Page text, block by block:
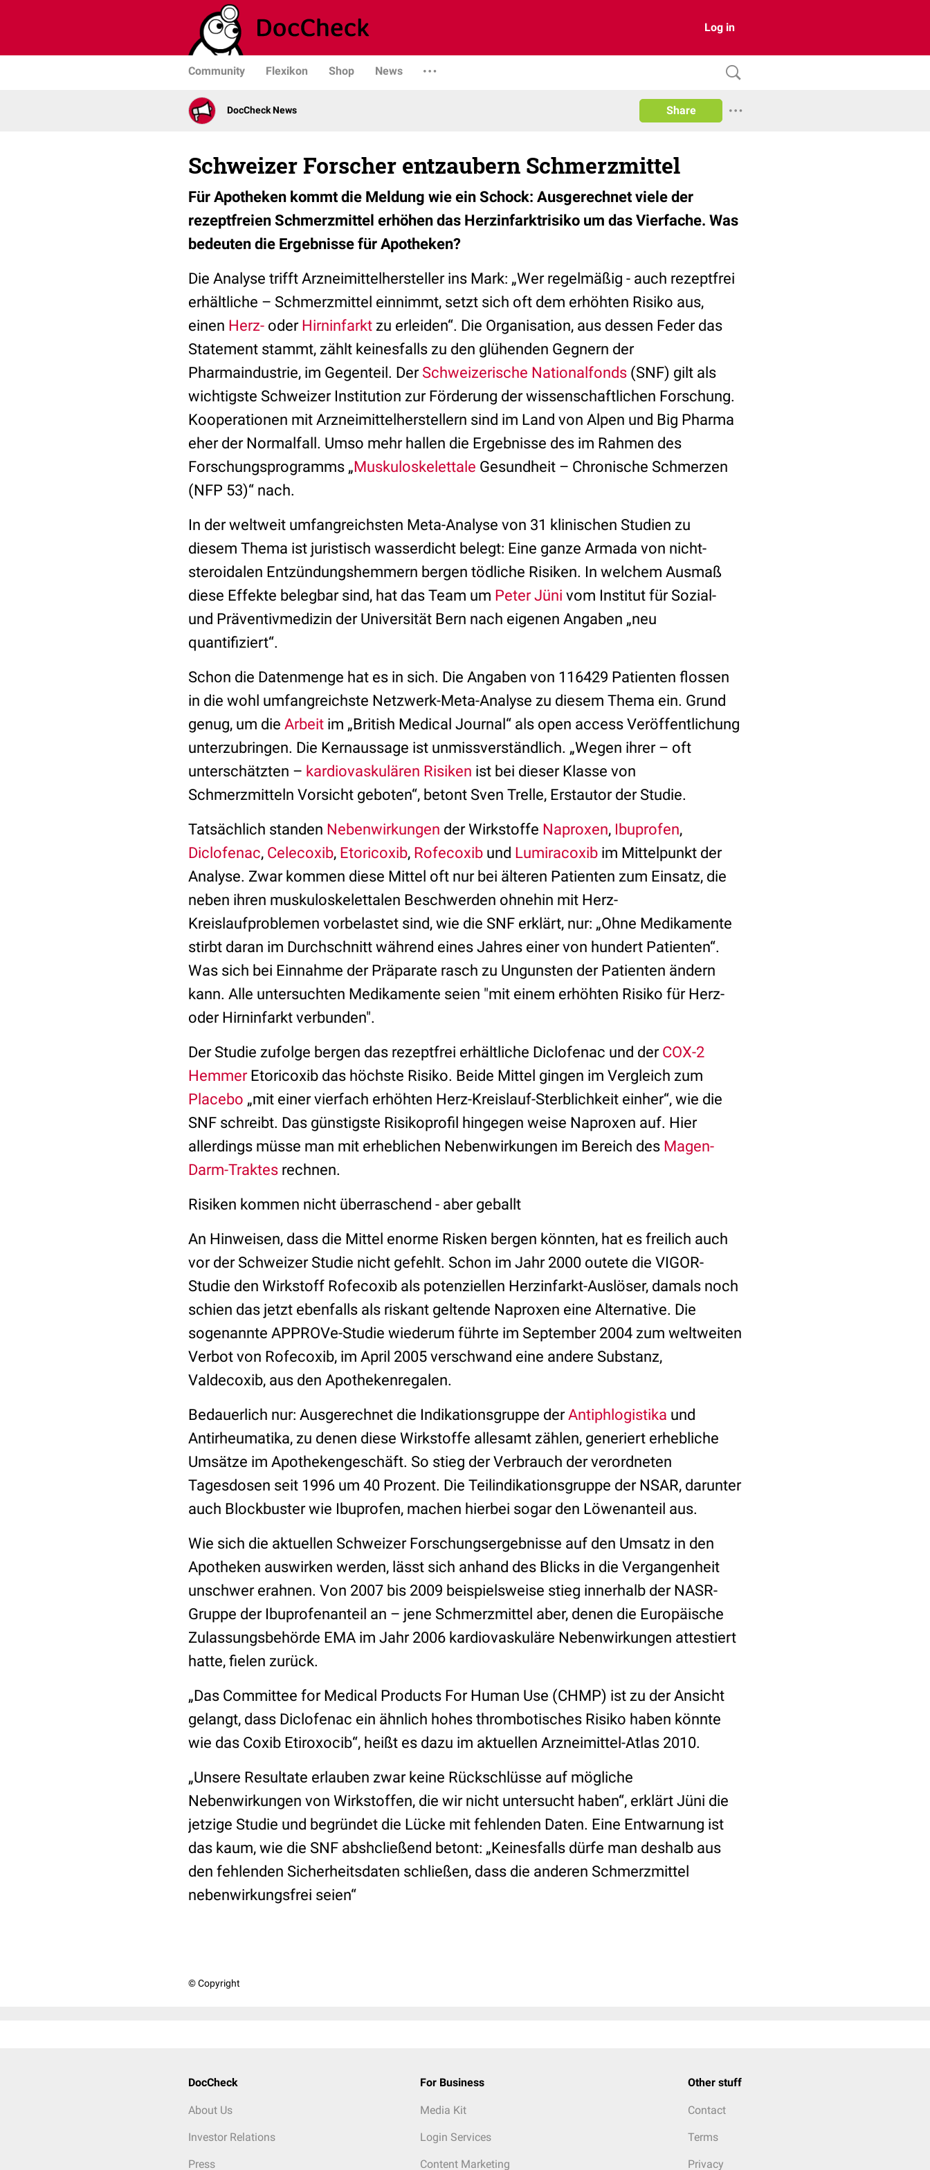
Log in
Community Flexikon Shop News
DocCheck News Share
Schweizer Forscher entzaubern Schmerzmittel
Für Apotheken kommt die Meldung wie ein Schock: Ausgerechnet viele der
rezeptfreien Schmerzmittel erhöhen das Herzinfarktrisiko um das Vierfache. Was
bedeuten die Ergebnisse für Apotheken?
Die Analyse trifft Arzneimittelhersteller ins Mark: „Wer regelmäßig - auch rezeptfrei
erhältliche – Schmerzmittel einnimmt, setzt sich oft dem erhöhten Risiko aus,
einen Herz- oder Hirninfarkt zu erleiden“. Die Organisation, aus dessen Feder das
Statement stammt, zählt keinesfalls zu den glühenden Gegnern der
Pharmaindustrie, im Gegenteil. Der Schweizerische Nationalfonds (SNF) gilt als
wichtigste Schweizer Institution zur Förderung der wissenschaftlichen Forschung.
Kooperationen mit Arzneimittelherstellern sind im Land von Alpen und Big Pharma
eher der Normalfall. Umso mehr hallen die Ergebnisse des im Rahmen des
Forschungsprogramms „Muskuloskelettale Gesundheit – Chronische Schmerzen
(NFP 53)“ nach.
In der weltweit umfangreichsten Meta-Analyse von 31 klinischen Studien zu
diesem Thema ist juristisch wasserdicht belegt: Eine ganze Armada von nicht-
steroidalen Entzündungshemmern bergen tödliche Risiken. In welchem Ausmaß
diese Effekte belegbar sind, hat das Team um Peter Jüni vom Institut für Sozial-
und Präventivmedizin der Universität Bern nach eigenen Angaben „neu
quantifiziert“.
Schon die Datenmenge hat es in sich. Die Angaben von 116429 Patienten flossen
in die wohl umfangreichste Netzwerk-Meta-Analyse zu diesem Thema ein. Grund
genug, um die Arbeit im „British Medical Journal“ als open access Veröffentlichung
unterzubringen. Die Kernaussage ist unmissverständlich. „Wegen ihrer – oft
unterschätzten – kardiovaskulären Risiken ist bei dieser Klasse von
Schmerzmitteln Vorsicht geboten“, betont Sven Trelle, Erstautor der Studie.
Tatsächlich standen Nebenwirkungen der Wirkstoffe Naproxen, Ibuprofen,
Diclofenac, Celecoxib, Etoricoxib, Rofecoxib und Lumiracoxib im Mittelpunkt der
Analyse. Zwar kommen diese Mittel oft nur bei älteren Patienten zum Einsatz, die
neben ihren muskuloskelettalen Beschwerden ohnehin mit Herz-
Kreislaufproblemen vorbelastet sind, wie die SNF erklärt, nur: „Ohne Medikamente
stirbt daran im Durchschnitt während eines Jahres einer von hundert Patienten“.
Was sich bei Einnahme der Präparate rasch zu Ungunsten der Patienten ändern
kann. Alle untersuchten Medikamente seien "mit einem erhöhten Risiko für Herz-
oder Hirninfarkt verbunden".
Der Studie zufolge bergen das rezeptfrei erhältliche Diclofenac und der COX-2
HemmerEtoricoxib das höchste Risiko. Beide Mittel gingen im Vergleich zum
Placebo „mit einer vierfach erhöhten Herz-Kreislauf-Sterblichkeit einher“, wie die
SNF schreibt. Das günstigste Risikoprofil hingegen weise Naproxen auf. Hier
allerdings müsse man mit erheblichen Nebenwirkungen im Bereich des Magen-
Darm-Traktes rechnen.
Risiken kommen nicht überraschend - aber geballt
An Hinweisen, dass die Mittel enorme Risken bergen könnten, hat es freilich auch
vor der Schweizer Studie nicht gefehlt. Schon im Jahr 2000 outete die VIGOR-
Studie den Wirkstoff Rofecoxib als potenziellen Herzinfarkt-Auslöser, damals noch
schien das jetzt ebenfalls als riskant geltende Naproxen eine Alternative. Die
sogenannte APPROVe-Studie wiederum führte im September 2004 zum weltweiten
Verbot von Rofecoxib, im April 2005 verschwand eine andere Substanz,
Valdecoxib, aus den Apothekenregalen.
Bedauerlich nur: Ausgerechnet die Indikationsgruppe derAntiphlogistika und
Antirheumatika, zu denen diese Wirkstoffe allesamt zählen, generiert erhebliche
Umsätze im Apothekengeschäft. So stieg der Verbrauch der verordneten
Tagesdosen seit 1996 um 40 Prozent. Die Teilindikationsgruppe der NSAR, darunter
auch Blockbuster wie Ibuprofen, machen hierbei sogar den Löwenanteil aus.
Wie sich die aktuellen Schweizer Forschungsergebnisse auf den Umsatz in den
Apotheken auswirken werden, lässt sich anhand des Blicks in die Vergangenheit
unschwer erahnen. Von 2007 bis 2009 beispielsweise stieg innerhalb der NASR-
Gruppe der Ibuprofenanteil an – jene Schmerzmittel aber, denen die Europäische
Zulassungsbehörde EMA im Jahr 2006 kardiovaskuläre Nebenwirkungen attestiert
hatte, fielen zurück.
„Das Committee for Medical Products For Human Use (CHMP) ist zu der Ansicht
gelangt, dass Diclofenac ein ähnlich hohes thrombotisches Risiko haben könnte
wie das Coxib Etiroxocib“, heißt es dazu im aktuellen Arzneimittel-Atlas 2010.
„Unsere Resultate erlauben zwar keine Rückschlüsse auf mögliche
Nebenwirkungen von Wirkstoffen, die wir nicht untersucht haben“, erklärt Jüni die
jetzige Studie und begründet die Lücke mit fehlenden Daten. Eine Entwarnung ist
das kaum, wie die SNF abshcließend betont: „Keinesfalls dürfe man deshalb aus
den fehlenden Sicherheitsdaten schließen, dass die anderen Schmerzmittel
nebenwirkungsfrei seien“
© Copyright
DocCheck
About Us
Investor Relations
Press
For Business
Media Kit
Login Services
Content Marketing
Other stuff
Contact
Terms
Privacy